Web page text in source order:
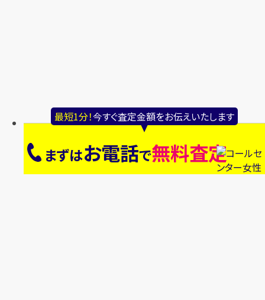
最短1分！今すぐ査定金額をお伝えいたします
まずはお電話で無料査定